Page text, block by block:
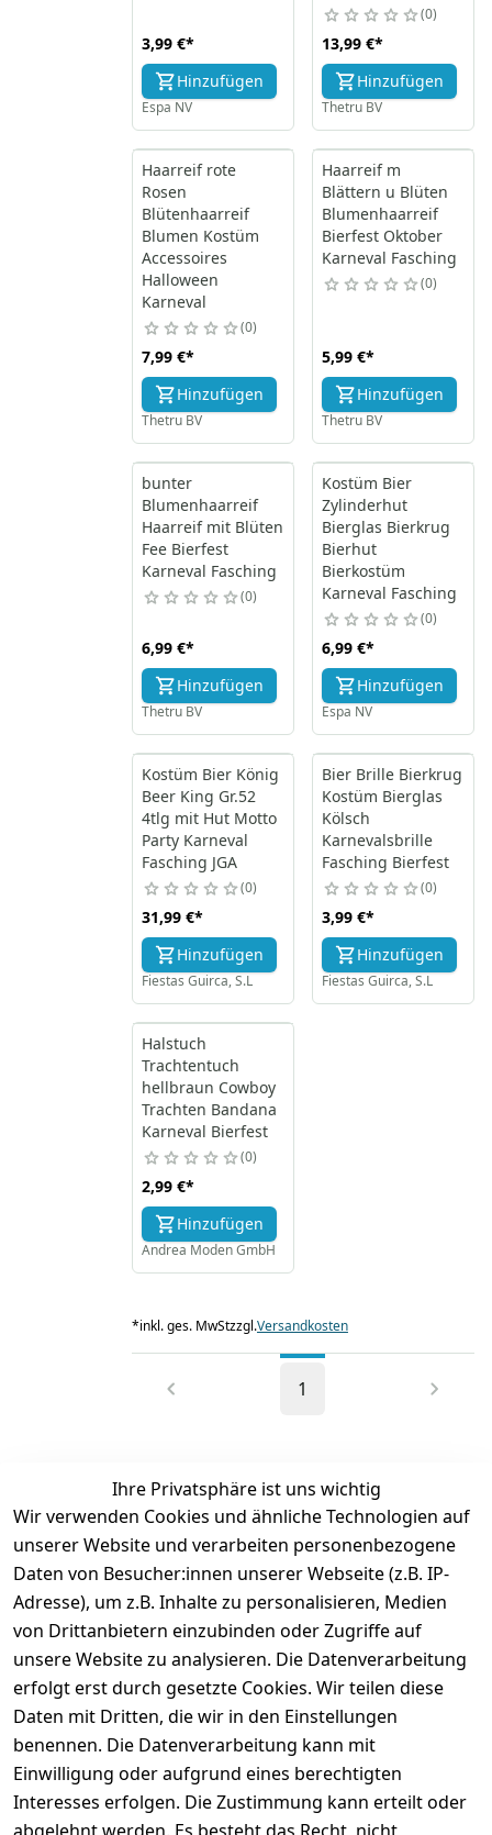
3,99 €*
Hinzufügen
Espa NV
0
13,99 €*
Hinzufügen
Thetru BV
Haarreif rote
Rosen
Blütenhaarreif
Blumen Kostüm
Accessoires
Halloween
Karneval
0
7,99 €*
Hinzufügen
Thetru BV
Haarreif m
Blättern u Blüten
Blumenhaarreif
Bierfest Oktober
Karneval Fasching
0
5,99 €*
Hinzufügen
Thetru BV
bunter
Blumenhaarreif
Haarreif mit Blüten
Fee Bierfest
Karneval Fasching
0
6,99 €*
Hinzufügen
Thetru BV
Kostüm Bier
Zylinderhut
Bierglas Bierkrug
Bierhut
Bierkostüm
Karneval Fasching
0
6,99 €*
Hinzufügen
Espa NV
Kostüm Bier König
Beer King Gr.52
4tlg mit Hut Motto
Party Karneval
Fasching JGA
0
31,99 €*
Hinzufügen
Fiestas Guirca, S.L
Bier Brille Bierkrug
Kostüm Bierglas
Kölsch
Karnevalsbrille
Fasching Bierfest
0
3,99 €*
Hinzufügen
Fiestas Guirca, S.L
Halstuch
Trachtentuch
hellbraun Cowboy
Trachten Bandana
Karneval Bierfest
0
2,99 €*
Hinzufügen
Andrea Moden GmbH
*inkl. ges. MwStzzgl.Versandkosten
1
Ihre Privatsphäre ist uns wichtig
Wir verwenden Cookies und ähnliche Technologien auf
unserer Website und verarbeiten personenbezogene
Daten von Besucher:innen unserer Webseite (z.B. IP-
Adresse), um z.B. Inhalte zu personalisieren, Medien
von Drittanbietern einzubinden oder Zugriffe auf
unsere Website zu analysieren. Die Datenverarbeitung
erfolgt erst durch gesetzte Cookies. Wir teilen diese
Daten mit Dritten, die wir in den Einstellungen
benennen. Die Datenverarbeitung kann mit
Einwilligung oder aufgrund eines berechtigten
Interesses erfolgen. Die Zustimmung kann erteilt oder
Rechtliches
Impressum
Datenschutze
Services
Registrieren
Zahlung und
versenden
mit
bequem per